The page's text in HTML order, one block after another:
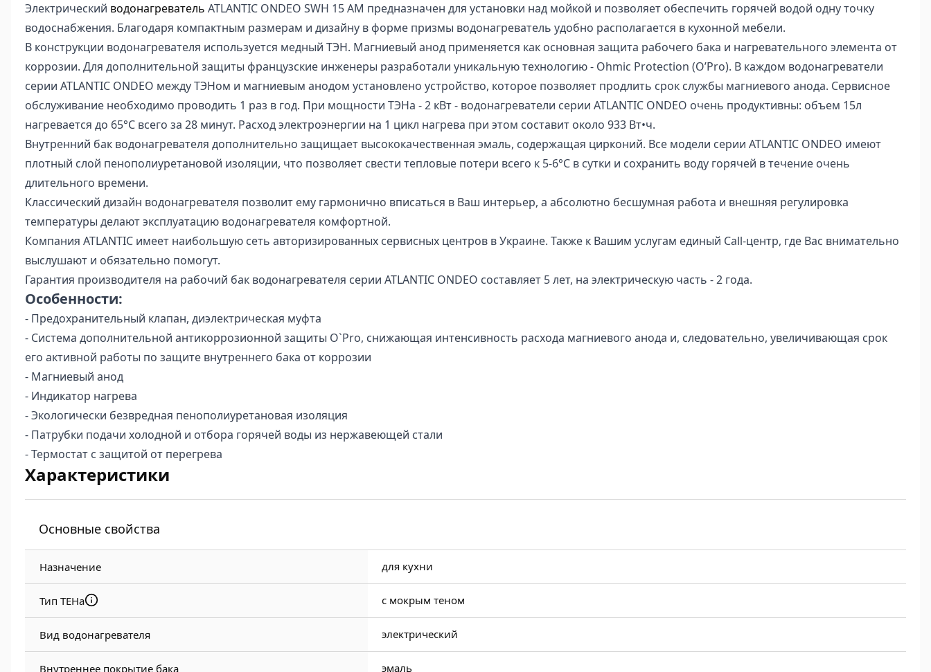
Электрический водонагреватель ATLANTIC ONDEO SWH 15 AM предназначен для установки над мойкой и позволяет обеспечить горячей водой одну точку
водоснабжения. Благодаря компактным размерам и дизайну в форме призмы водонагреватель удобно располагается в кухонной мебели.
В конструкции водонагревателя используется медный ТЭН. Магниевый анод применяется как основная защита рабочего бака и нагревательного элемента от
коррозии. Для дополнительной защиты французские инженеры разработали уникальную технологию - Ohmic Protection (O’Pro). В каждом водонагреватели
серии ATLANTIC ONDEO между ТЭНом и магниевым анодом установлено устройство, которое позволяет продлить срок службы магниевого анода. Сервисное
обслуживание необходимо проводить 1 раз в год. При мощности ТЭНа - 2 кВт - водонагреватели серии ATLANTIC ONDEO очень продуктивны: объем 15л
нагревается до 65°C всего за 28 минут. Расход электроэнергии на 1 цикл нагрева при этом составит около 933 Вт•ч.
Внутренний бак водонагревателя дополнительно защищает высококачественная эмаль, содержащая цирконий. Все модели серии ATLANTIC ONDEO имеют
плотный слой пенополиуретановой изоляции, что позволяет свести тепловые потери всего к 5-6°C в сутки и сохранить воду горячей в течение очень
длительного времени.
Классический дизайн водонагревателя позволит ему гармонично вписаться в Ваш интерьер, а абсолютно бесшумная работа и внешняя регулировка
температуры делают эксплуатацию водонагревателя комфортной.
Компания ATLANTIC имеет наибольшую сеть авторизированных сервисных центров в Украине. Также к Вашим услугам единый Call-центр, где Вас внимательно
выслушают и обязательно помогут.
Гарантия производителя на рабочий бак водонагревателя серии ATLANTIC ONDEO составляет 5 лет, на электрическую часть - 2 года.
Особенности:
- Предохранительный клапан, диэлектрическая муфта
- Система дополнительной антикоррозионной защиты O`Pro, снижающая интенсивность расхода магниевого анода и, следовательно, увеличивающая срок
его активной работы по защите внутреннего бака от коррозии
- Магниевый анод
- Индикатор нагрева
- Экологически безвредная пенополиуретановая изоляция
- Патрубки подачи холодной и отбора горячей воды из нержавеющей стали
- Термостат с защитой от перегрева
Характеристики
Основные свойства
Назначение для кухни
Тип ТЕНа с мокрым теном
Вид водонагревателя электрический
Внутреннее покрытие бака эмаль